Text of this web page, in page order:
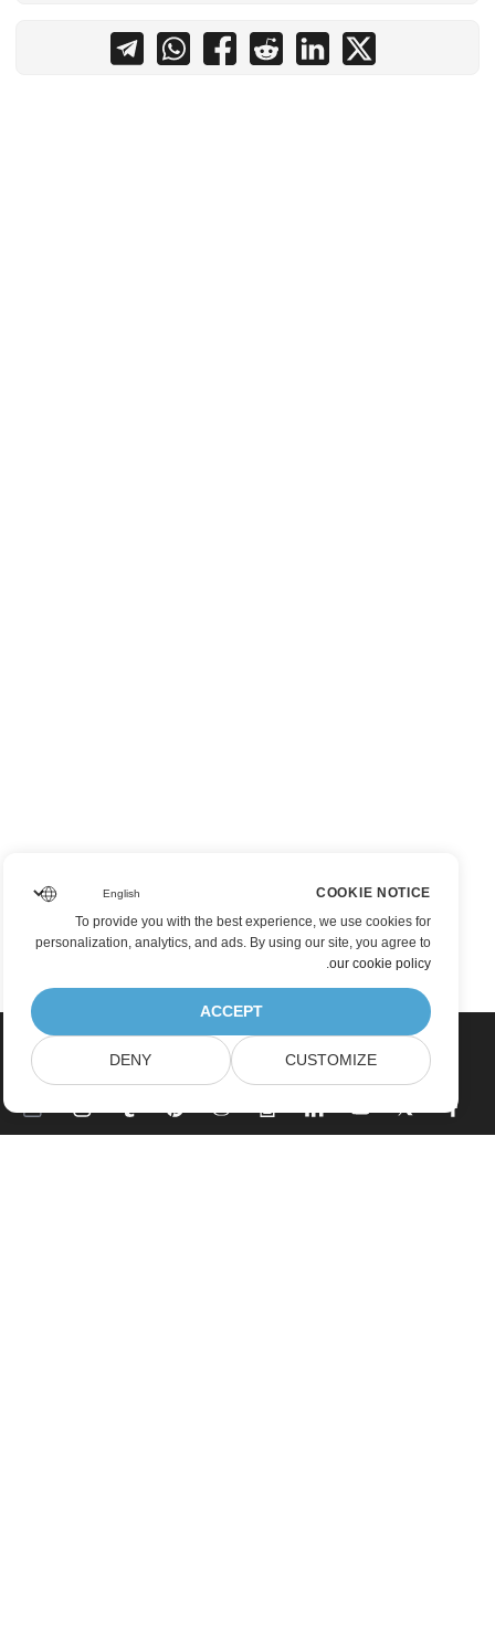
COOKIE NOTICE
To provide you with the best experience, we use cookies for
personalization, analytics, and ads. By using our site, you agree to
our cookie policy
.
ACCEPT
CUSTOMIZE
DENY